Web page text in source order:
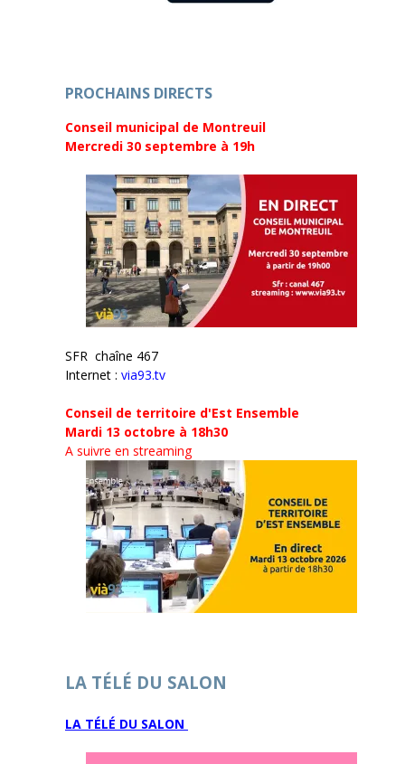
PROCHAINS DIRECTS
Conseil municipal de Montreuil
Mercredi 30 septembre à 19h
SFR chaîne 467
Internet : via93.tv
Conseil de territoire d'Est Ensemble
Mardi 13 octobre à 18h30
A suivre en streaming
LA TÉLÉ DU SALON
LA TÉLÉ DU SALON